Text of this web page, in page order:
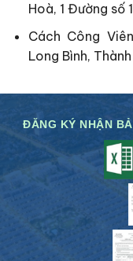
Hoà, 1 Đường số
Cách Công
Long Bình,
ĐĂNG KÝ NHẬN